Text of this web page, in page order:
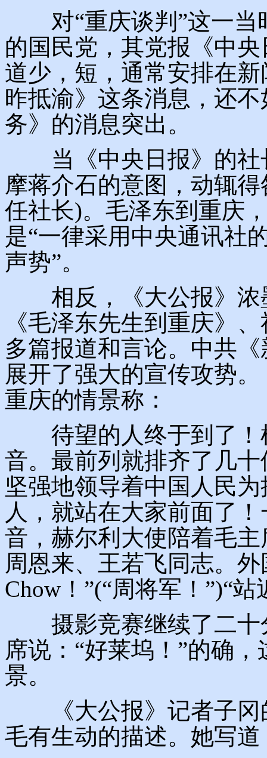
对“重庆谈判”这一当
的国民党，其党报《中
道少，短，通常安排在
昨抵渝》这条消息，还
务》的消息突出。
当《中央日报》的社
摩蒋介石的意图，动辄
任社长)。毛泽东到重庆
是“一律采用中央通讯社
声势”。
相反，《大公报》浓
《毛泽东先生到重庆》
多篇报道和言论。中共
展开了强大的宣传攻势
重庆的情景称：
待望的人终于到了！
音。最前列就排齐了几
坚强地领导着中国人民
人，就站在大家前面了
音，赫尔利大使陪着毛
周恩来、王若飞同志。外
Chow！”(“周将军！”)“
摄影竞赛继续了二十
席说：“好莱坞！”的确
景。
《大公报》记者子冈
毛有生动的描述。她写道